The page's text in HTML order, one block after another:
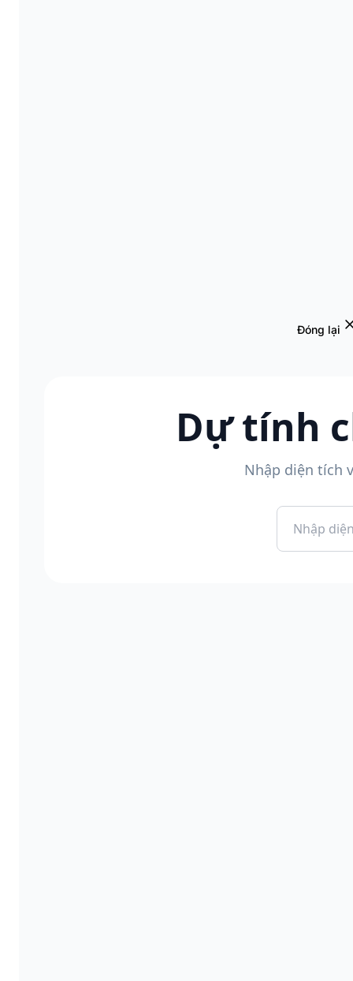
Đóng lại